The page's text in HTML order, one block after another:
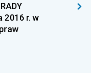
2016 r. w